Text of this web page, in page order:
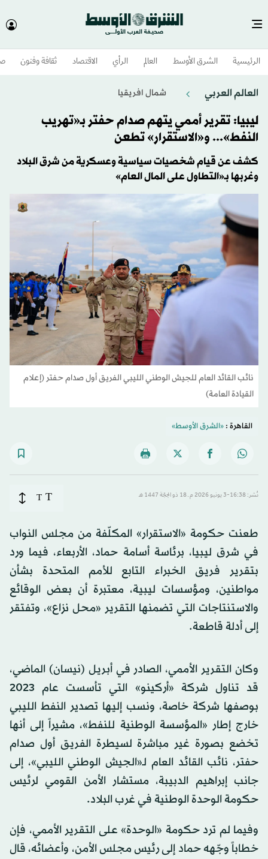
الرئيسية الشرق الأوسط​ العالم الرأي الاقتصاد ثقافة وفنون
العالم العربي شمال افريقيا
ليبيا: تقرير أممي يتهم صدام حفتر بـ«تهريب
النفط»... و«الاستقرار» تطعن
كشف عن قيام شخصيات سياسية وعسكرية من شرق البلاد
وغربها بـ«التطاول على المال العام»
نائب القائد العام للجيش الوطني الليبي الفريق أول صدام حفتر (إعلام
القيادة العامة)
القاهرة :«الشرق الأوسط»
نُشر: 16:38-3 يونيو 2026 م ـ 18 ذو الحِجّة 1447 هـ T
T
طعنت حكومة «الاستقرار» المكلّفة من مجلس النواب
في شرق ليبيا، برئاسة أسامة حماد، الأربعاء، فيما ورد
بتقرير فريق الخبراء التابع للأمم المتحدة بشأن
مواطنين، ومؤسسات ليبية، معتبرة أن بعض الوقائع
والاستنتاجات التي تضمنها التقرير «محل نزاع»، وتفتقر
إلى أدلة قاطعة.
وكان التقرير الأممي، الصادر في أبريل (نيسان) الماضي،
قد تناول شركة «أركينو» التي تأسست عام 2023
بوصفها شركة خاصة، ونسب إليها تصدير النفط الليبي
خارج إطار «المؤسسة الوطنية للنفط»، مشيراً إلى أنها
تخضع بصورة غير مباشرة لسيطرة الفريق أول صدام
حفتر، نائب القائد العام لـ«الجيش الوطني الليبي»، إلى
جانب إبراهيم الدبيبة، مستشار الأمن القومي لرئيس
حكومة الوحدة الوطنية في غرب البلاد.
وفيما لم ترد حكومة «الوحدة» على التقرير الأممي، فإن
خطاباً وجّهه حماد إلى رئيس مجلس الأمن، وأعضائه، قال